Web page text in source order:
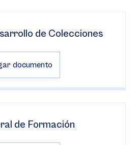
de Colecciones
documento
de Formación